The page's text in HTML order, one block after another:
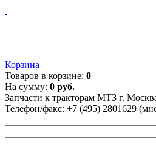
Корзина
Товаров в корзине: 0
На сумму: 0 руб.
Запчасти к тракторам МТЗ г.
Телефон/факс: +7 (495) 2801629